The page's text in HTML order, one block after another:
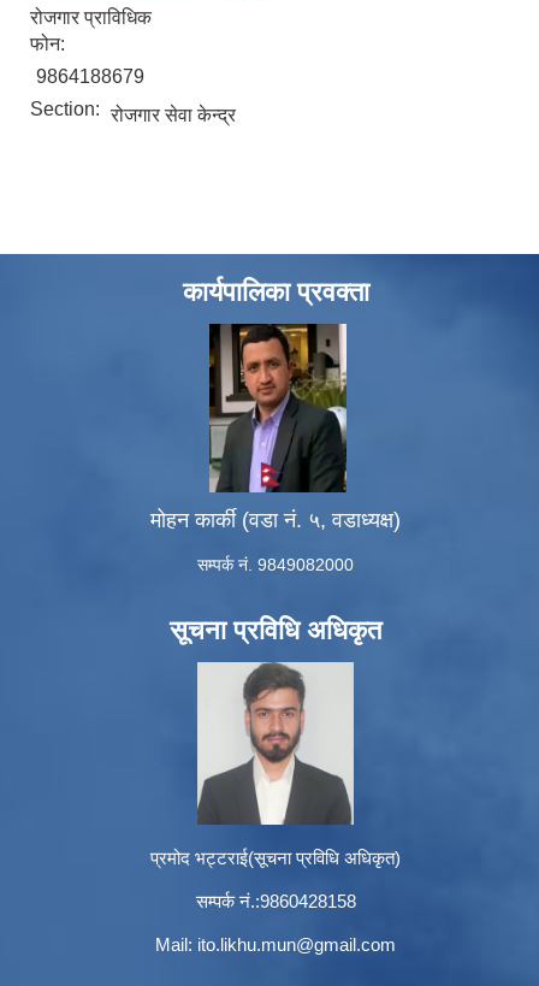
रोजगार प्राविधिक
फोन:
9864188679
Section: रोजगार सेवा केन्द्र
कार्यपालिका प्रवक्ता
मोहन कार्की (वडा नं. ५, वडाध्यक्ष)
सम्पर्क नं. 9849082000
सूचना प्रविधि अधिकृत
प्रमोद भट्टराई(सूचना प्रविधि अधिकृत)
सम्पर्क नं.:9860428158
Mail: ito.likhu.mun@gmail.com